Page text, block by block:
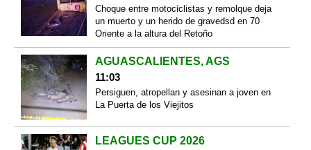
Choque entre motociclistas y remolque deja
un muerto y un herido de gravedsd en 70
Oriente a la altura del Retoño
AGUASCALIENTES, AGS
11:03
Persiguen, atropellan y asesinan a joven en
La Puerta de los Viejitos
LEAGUES CUP 2026